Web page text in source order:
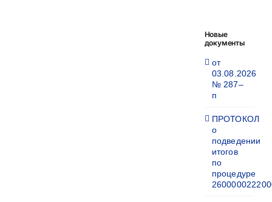
Новые
документы
от
03.08.2026
№ 287–
п
ПРОТОКОЛ
о
подведении
итогов
по
процедуре